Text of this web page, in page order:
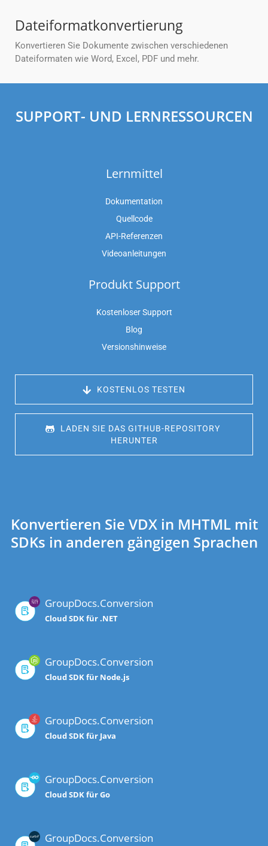
Dateiformatkonvertierung
Konvertieren Sie Dokumente zwischen verschiedenen
Dateiformaten wie Word, Excel, PDF und mehr.
SUPPORT- UND LERNRESSOURCEN
Lernmittel
Dokumentation
Quellcode
API-Referenzen
Videoanleitungen
Produkt Support
Kostenloser Support
Blog
Versionshinweise
KOSTENLOS TESTEN
LADEN SIE DAS GITHUB-REPOSITORY
HERUNTER
Konvertieren Sie VDX in MHTML mit
SDKs in anderen gängigen Sprachen
GroupDocs.Conversion
Cloud SDK für .NET
GroupDocs.Conversion
Cloud SDK für Node.js
GroupDocs.Conversion
Cloud SDK für Java
GroupDocs.Conversion
Cloud SDK für Go
GroupDocs.Conversion